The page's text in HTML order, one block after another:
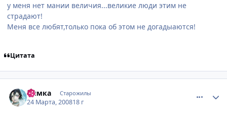
у меня нет мании величия...великие люди этим не
страдают!
Меня все любят,только пока об этом не догадыаются!
Цитата
Нямка Старожилы
24 Марта, 200818 г